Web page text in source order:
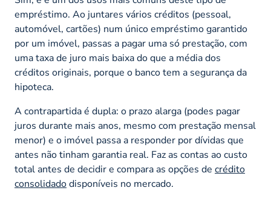
empréstimo. Ao juntares vários créditos (pessoal,
automóvel, cartões) num único empréstimo garantido
por um imóvel, passas a pagar uma só prestação, com
uma taxa de juro mais baixa do que a média dos
créditos originais, porque o banco tem a segurança da
hipoteca.
A contrapartida é dupla: o prazo alarga (podes pagar
juros durante mais anos, mesmo com prestação mensal
menor) e o imóvel passa a responder por dívidas que
antes não tinham garantia real. Faz as contas ao custo
total antes de decidir e compara as opções de crédito
consolidadodisponíveis no mercado.